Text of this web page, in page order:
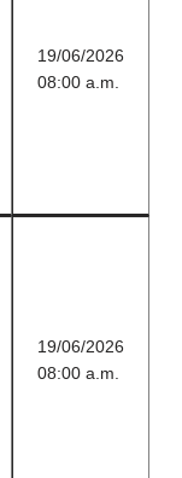
19/06/2026
08:00 a.m.
19/06/2026
08:00 a.m.